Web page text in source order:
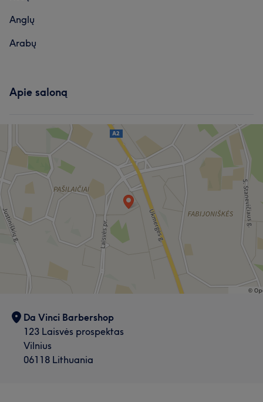
Darbų galerija
Anglų
Arabų
Apie saloną
Da Vinci Barbershop
123 Laisvės prospektas
Vilnius
06118 Lithuania